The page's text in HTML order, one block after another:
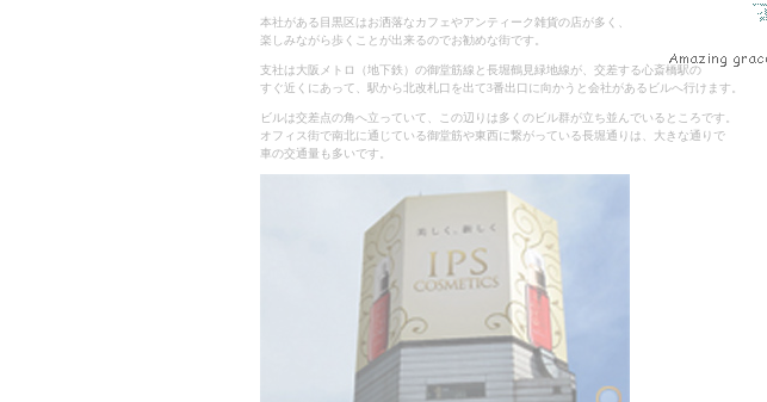
本社がある目黒区はお洒落なカフェやアンティーク雑貨の店が多く、
楽しみながら歩くことが出来るのでお勧めな街です。
支社は大阪メトロ（地下鉄）の御堂筋線と長堀鶴見緑地線が、交差する心斎橋駅の
すぐ近くにあって、駅から北改札口を出て3番出口に向かうと会社があるビルへ行けます。
ビルは交差点の角へ立っていて、この辺りは多くのビル群が立ち並んでいるところです。
オフィス街で南北に通じている御堂筋や東西に繋がっている長堀通りは、大きな通りで
車の交通量も多いです。